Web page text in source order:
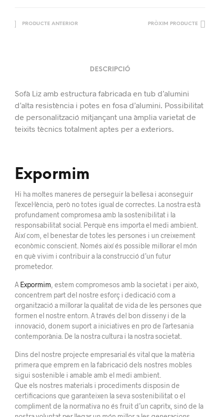
PRODUCTE ANTERIOR PRÒXIM PRODUCTE
DESCRIPCIÓ
Sofà Liz amb estructura fabricada en tub d’alumini
d’alta resistència i potes en fosa d’alumini. Possibilitat
de personalització mitjançant una àmplia varietat de
teixits tècnics totalment aptes per a exteriors.
Expormim
Hi ha moltes maneres de perseguir la bellesa i aconseguir
l’excel·lència, però no totes igual de correctes. La nostra està
profundament compromesa amb la sostenibilitat i la
responsabilitat social. Perquè ens importa el medi ambient.
Així com, el benestar de totes les persones i un creixement
econòmic conscient. Només així és possible millorar el món
en què vivim i contribuir a la construcció d’un futur
prometedor.
A Expormim , estem compromesos amb la societat i per això,
concentrem part del nostre esforç i dedicació com a
organització a millorar la qualitat de vida de les persones que
formen el nostre entorn. A través del bon disseny i de la
innovació, donem suport a iniciatives en pro de l’artesania
contemporània. De la nostra cultura i la nostra societat.
Dins del nostre projecte empresarial és vital que la matèria
primera que emprem en la fabricació dels nostres mobles
sigui sostenible i amable amb el medi ambient.
Que els nostres materials i procediments disposin de
certificacions que garanteixen la seva sostenibilitat o el
compliment de la normativa no és fruit d’un capritx, sinó de la